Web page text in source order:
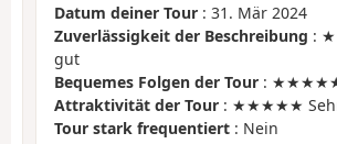
Datum deiner Tour : 31. Mär 2024
Zuverlässigkeit der Beschreibung :
gut
Bequemes Folgen der Tour : ★★★★★
Attraktivität der Tour : ★★★★★
Tour stark frequentiert : Nein